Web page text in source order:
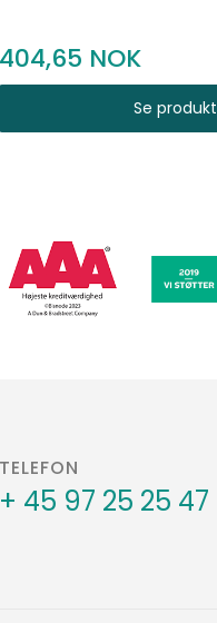
404,65
Se produkt
TELEFON
+ 45 97 25 25 47